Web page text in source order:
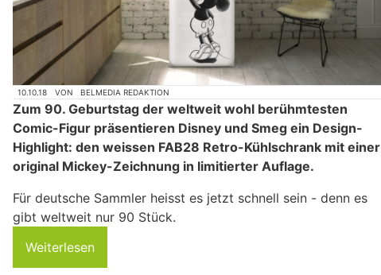
10.10.18 VON BELMEDIA REDAKTION
Zum 90. Geburtstag der weltweit wohl berühmtesten
Comic-Figur präsentieren Disney und Smeg ein Design-
Highlight: den weissen FAB28 Retro-Kühlschrank mit einer
original Mickey-Zeichnung in limitierter Auflage.
Für deutsche Sammler heisst es jetzt schnell sein - denn es
gibt weltweit nur 90 Stück.
Weiterlesen